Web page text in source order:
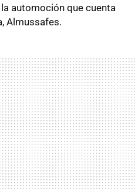
automoción que cuenta
Almussafes.